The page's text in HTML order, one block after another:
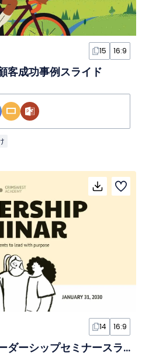
15 16:9
客成功事例スライド
14 16:9
ミニマルな手描き風リーダーシップセミナースライド